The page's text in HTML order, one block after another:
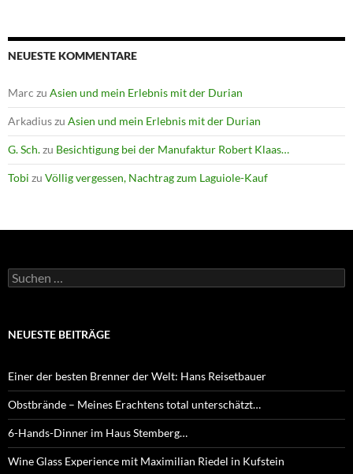
NEUESTE KOMMENTARE
Marc zu Asien und mein Erlebnis mit der Durian
Arkadiuszu Asien und mein Erlebnis mit der Durian
G. Sch.zu Besichtigung bei der Manufaktur Robert Klaas…
Tobi zu Völlig vergessen, Nachtrag zum Laguiole-Kauf
Suchen
nach:
NEUESTE BEITRÄGE
Einer der besten Brenner der Welt: Hans Reisetbauer
Obstbrände – Meines Erachtens total unterschätzt…
6-Hands-Dinner im Haus Stemberg…
Wine Glass Experience mit Maximilian Riedel in Kufstein